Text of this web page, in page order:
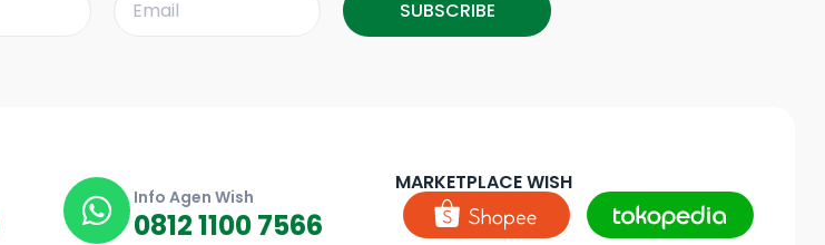
SUBSCRIBE
0812 1100 7566
Info Agen Wish
MARKETPLACE WISH